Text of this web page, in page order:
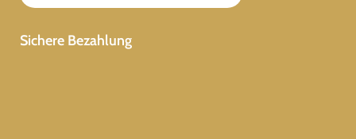
Sichere Bezahlung